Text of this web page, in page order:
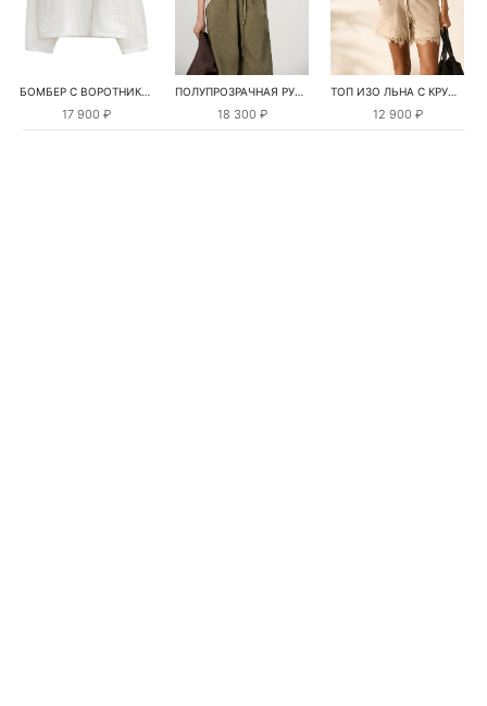
БОМБЕР С ВОРОТНИКОМ-СТОЙКОЙ
17 900 ₽
ПОЛУПРОЗРАЧНАЯ РУБАШКА С РОМАШКАМИ
18 300 ₽
ТОП ИЗО ЛЬНА С КРУЖЕВОМ
12 900 ₽